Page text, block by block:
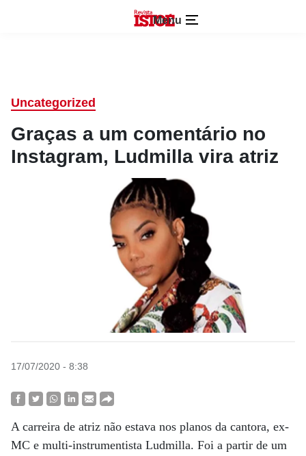
Menu
Uncategorized
Graças a um comentário no
Instagram, Ludmilla vira atriz
17/07/2020 - 8:38
A carreira de atriz não estava nos planos da cantora, ex-
MC e multi-instrumentista Ludmilla. Foi a partir de um